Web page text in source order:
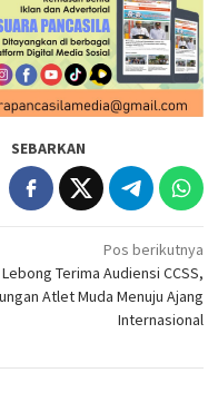
SEBARKAN
Pos berikutnya
Terima Audiensi CCSS,
Atlet Muda Menuju Ajang
Internasional